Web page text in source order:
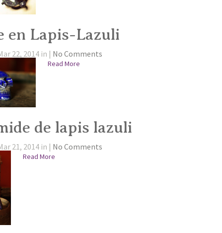
en Lapis-Lazuli
22, 2014 in | No Comments
Read More
de lapis lazuli
21, 2014 in | No Comments
Read More